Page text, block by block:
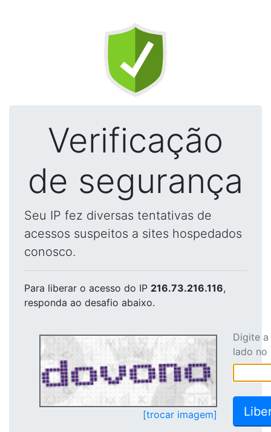
Verificação
de segurança
Seu IP fez diversas tentativas de
acessos suspeitos a sites hospedados
conosco.
Para liberar o acesso do IP 216.73.216.116,
responda ao desafio abaixo.
[trocar imagem]
Digite
lado no